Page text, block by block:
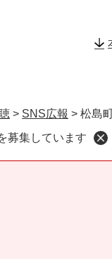
> SNS広報 > 松島
募集しています